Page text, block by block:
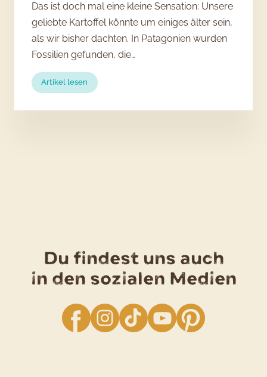
Das ist doch mal eine kleine Sensation: Unsere
geliebte Kartoffel könnte um einiges älter sein,
als wir bisher dachten. In Patagonien wurden
Fossilien gefunden, die…
Artikel lesen
Prähistorische
Du findest uns auch
in den sozialen Medien
facebookInstagram
TikTok YouTube